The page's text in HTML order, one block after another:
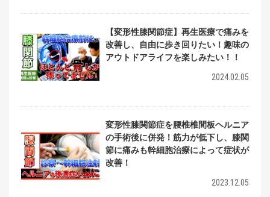
【変形性膝関節症】再生医療で痛みを
改善し、自由に歩き回りたい！趣味の
アウトドアライフを楽しみたい！！
2024.02.05
変形性膝関節症を腰椎椎間板ヘルニア
の手術後に併発！筋力が低下し、膝関
節に痛みも幹細胞治療によって症状が
改善！
2023.12.05